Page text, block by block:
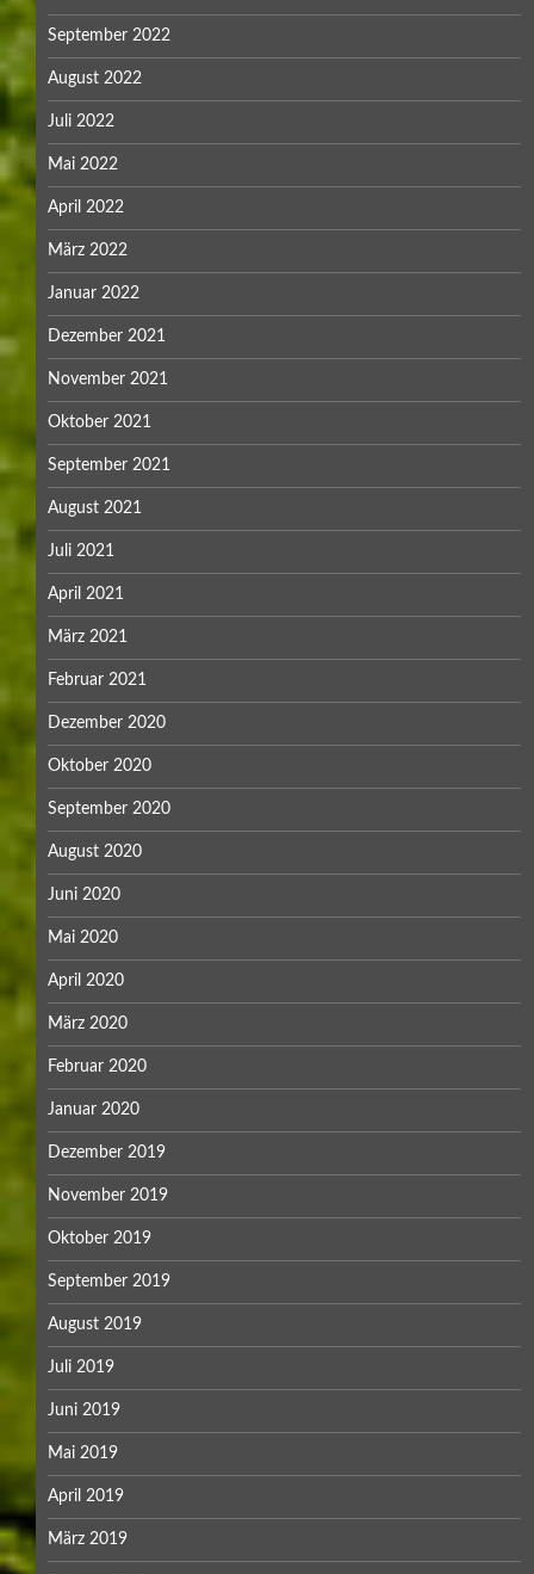
September 2022
August 2022
Juli 2022
Mai 2022
April 2022
März 2022
Januar 2022
Dezember 2021
November 2021
Oktober 2021
September 2021
August 2021
Juli 2021
April 2021
März 2021
Februar 2021
Dezember 2020
Oktober 2020
September 2020
August 2020
Juni 2020
Mai 2020
April 2020
März 2020
Februar 2020
Januar 2020
Dezember 2019
November 2019
Oktober 2019
September 2019
August 2019
Juli 2019
Juni 2019
Mai 2019
April 2019
März 2019